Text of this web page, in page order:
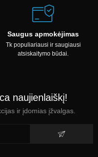
Saugus apmokėjimas
Tk populiariausi ir saugiausi
atsiskaitymo būdai.
naujienlaiškį!
ir įdomias įžvalgas.